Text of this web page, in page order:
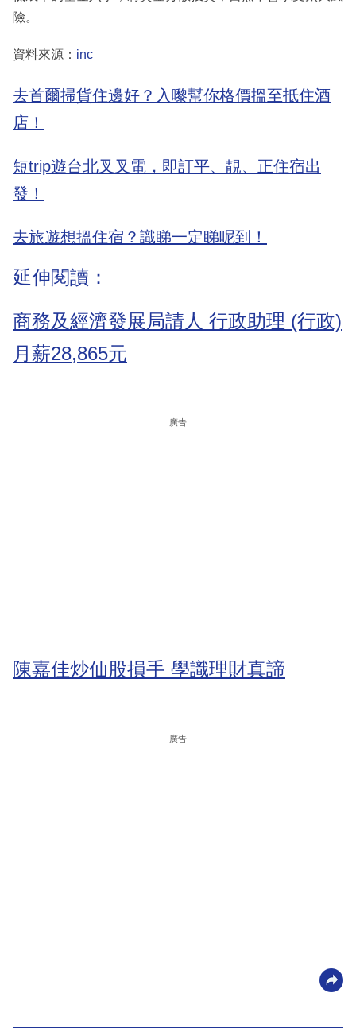
險。
資料來源： inc
去首爾掃貨住邊好？入嚟幫你格價搵至抵住酒
店！
短trip遊台北叉叉電，即訂平、靚、正住宿出
發！
去旅遊想搵住宿？識睇一定睇呢到！
延伸閱讀：
商務及經濟發展局請人 行政助理 (行政)
月薪28,865元
廣告
陳嘉佳炒仙股損手 學識理財真諦
廣告